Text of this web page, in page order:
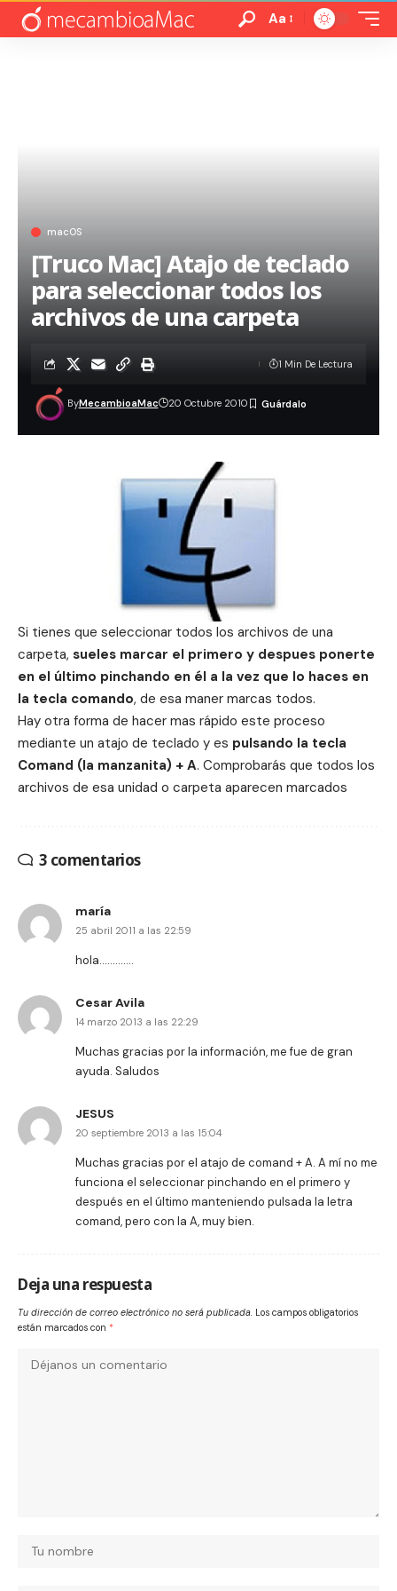
Aa
macOS
[Truco Mac] Atajo de teclado
para seleccionar todos los
archivos de una carpeta
ByMecambioaMac 20 Octubre 2010
1 Min De Lectura
Si tienes que seleccionar todos los archivos de una
carpeta, sueles marcar el primero y despues ponerte
en el último pinchando en él a la vez que lo haces en
la tecla comando, de esa maner marcas todos.
Hay otra forma de hacer mas rápido este proceso
mediante un atajo de teclado y es pulsando la tecla
Comand (la manzanita) + A. Comprobarás que todos los
archivos de esa unidad o carpeta aparecen marcados
3 comentarios
maría
25 abril 2011 a las 22:59
hola………….
Cesar Avila
14 marzo 2013 a las 22:29
Muchas gracias por la información, me fue de gran
ayuda. Saludos
JESUS
20 septiembre 2013 a las 15:04
Muchas gracias por el atajo de comand + A. A mí no me
funciona el seleccionar pinchando en el primero y
después en el último manteniendo pulsada la letra
comand, pero con la A, muy bien.
Deja una respuesta
Tu dirección de correo electrónico no será publicada. Los campos obligatorios
están marcados con *